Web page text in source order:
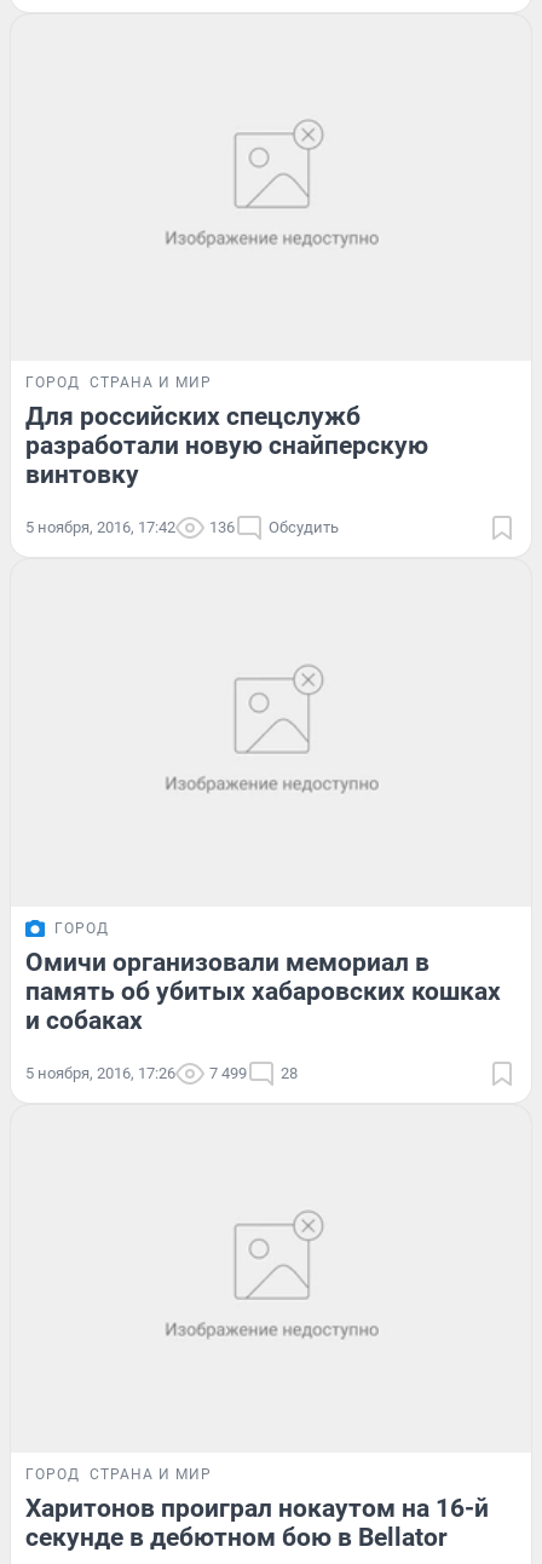
ГОРОД СТРАНА И МИР
Для российских спецслужб
разработали новую снайперскую
винтовку
5 ноября, 2016, 17:42 136 Обсудить
ГОРОД
Омичи организовали мемориал в
память об убитых хабаровских кошках
и собаках
5 ноября, 2016, 17:26 7 499 28
ГОРОД СТРАНА И МИР
Харитонов проиграл нокаутом на 16-й
секунде в дебютном бою в Bellator